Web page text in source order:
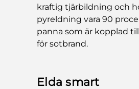
kraftig tjärbildning och
pyreldning vara 90
panna som är kopplad
för sotbrand.
Elda smart